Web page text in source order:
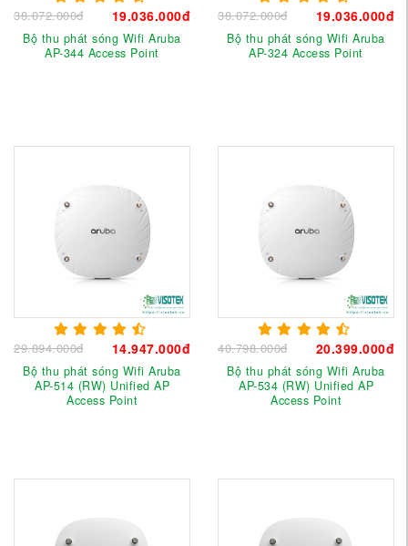
38.072.000đ 19.036.000đ
Bộ thu phát sóng Wifi Aruba
AP-344 Access Point
38.072.000đ 19.036.000đ
Bộ thu phát sóng Wifi Aruba
AP-324 Access Point
29.894.000đ 14.947.000đ
Bộ thu phát sóng Wifi Aruba
AP-514 (RW) Unified AP
Access Point
40.798.000đ 20.399.000đ
Bộ thu phát sóng Wifi Aruba
AP-534 (RW) Unified AP
Access Point